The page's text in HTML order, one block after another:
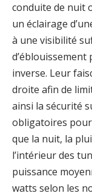
conduite de nuit
un éclairage
à une visibilité
inverse. Leur
droite afin de
ainsi la sécurité
obligatoires
que la nuit, la
l’intérieur des
puissance
watts selon les